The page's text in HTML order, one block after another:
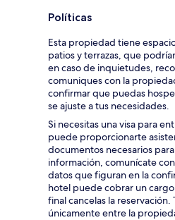
Políticas
Esta propiedad tiene
patios y terrazas, que
en caso de inquietudes,
comuniques con la
confirmar que puedas
se ajuste a tus necesidades.
Si necesitas una visa para
puede proporcionarte
documentos necesarios
información, comunícate
datos que figuran en la
hotel puede cobrar un
final cancelas la reservación.
únicamente entre la